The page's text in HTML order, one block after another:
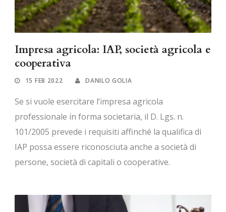
Impresa agricola: IAP, società agricola e
cooperativa
15 FEB 2022 DANILO GOLIA
Se si vuole esercitare l’impresa agricola
professionale in forma societaria, il D. Lgs. n.
101/2005 prevede i requisiti affinché la qualifica di
IAP possa essere riconosciuta anche a società di
persone, società di capitali o cooperative.